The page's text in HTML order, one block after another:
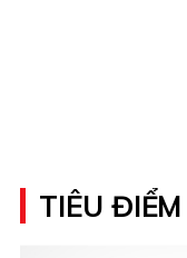
TIÊU ĐIỂM